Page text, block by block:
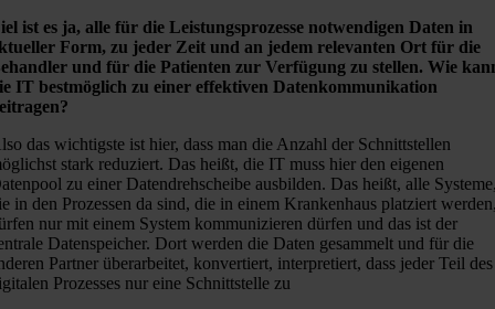
ist es ja, alle für die Leistungsprozesse notwendigen Daten in
Form, zu jeder Zeit und an jedem relevanten Ort für die
und für die Patienten zur Verfügung zu stellen. Wie
IT bestmöglich zu einer effektiven Datenkommunikation
das wichtigste ist hier, dass man die Anzahl der Schnittstellen
stark reduziert. Das heißt, die IT muss hier den eigenen
zu einer Datendrehscheibe ausbilden. Das heißt, alle
in den Prozessen da sind, die in einem Krankenhaus platziert
nur mit einem System kommunizieren dürfen und das ist der
Datenspeicher. Dort werden die Daten gesammelt und für die
Partner überarbeitet, konvertiert, interpretiert, dass jeder Teil des
Prozesses nur eine Schnittstelle zu